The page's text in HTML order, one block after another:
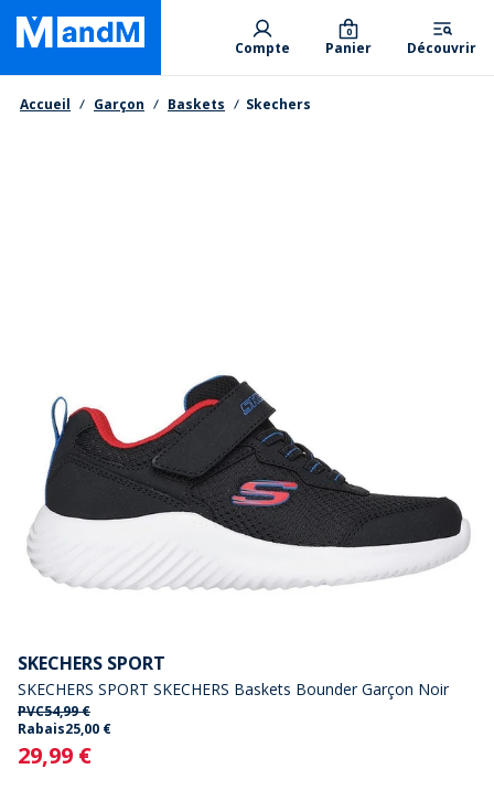
Skip
main
content
Primary departments
Compte Panier
0
Découvrir
Fil d'Ariane
Accueil Garçon Baskets Skechers
SKECHERS SPORT
SKECHERS SPORT SKECHERS Baskets Bounder Garçon Noir
PVC54,99 €
Rabais25,00 €
Current
29,99 €